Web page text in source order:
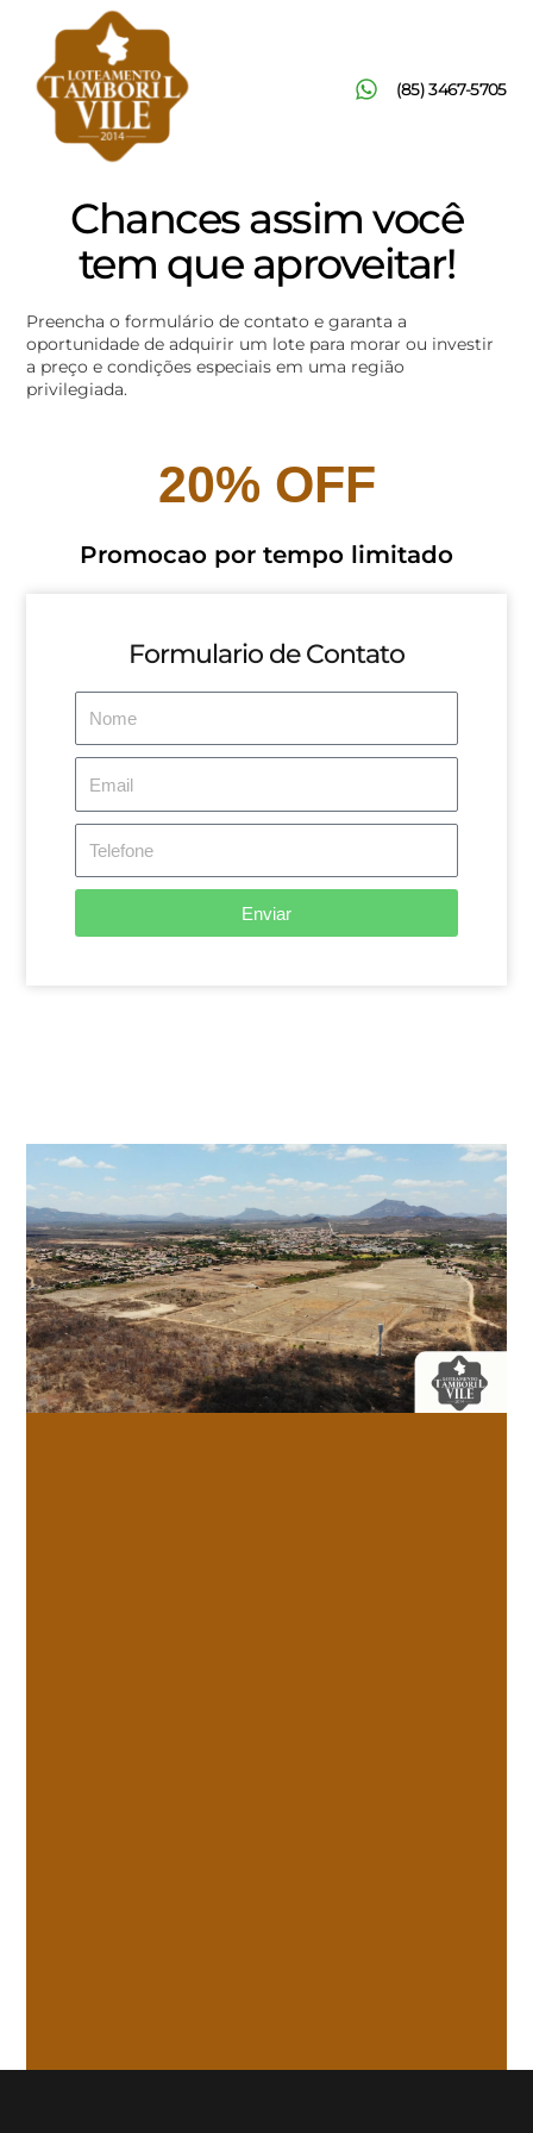
(85) 3467-5705
Chances assim você
tem que aproveitar!
Preencha o formulário de contato e garanta a
oportunidade de adquirir um lote para morar ou investir
a preço e condições especiais em uma região
privilegiada.
20% OFF
Promocao por tempo limitado
Formulario de Contato
Enviar